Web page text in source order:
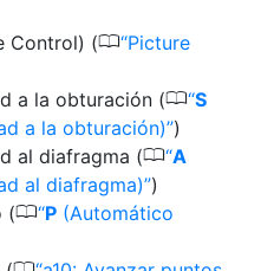
Control) (0 Picture
a la obturación (0 S
a la obturación) )
al diafragma (0 A
al diafragma) )
(0 P (Automático